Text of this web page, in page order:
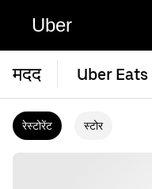
Uber
मदद Uber Eats
रेस्टोरेंट स्टोर